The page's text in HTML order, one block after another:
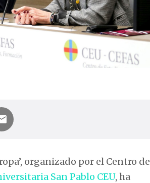
organizado por el Centro de
San Pablo CEU, ha